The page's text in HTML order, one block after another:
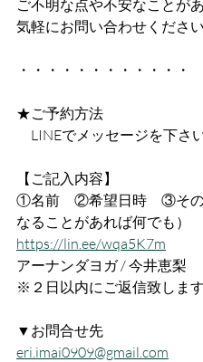
ご不明な点や不安なことが
気軽にお問い合わせください
・・・・・・・・・・・・
★ご予約方法
LINEでメッセージを下さい
【ご記入内容】
①名前　②希望日時　③そ
なることがあれば何でも）
https://lin.ee/wqa5K7m
アーナンダヨガ / 今井恵梨
※２日以内にご返信致します
▼お問合せ先
eri.imai0909@gmail.com